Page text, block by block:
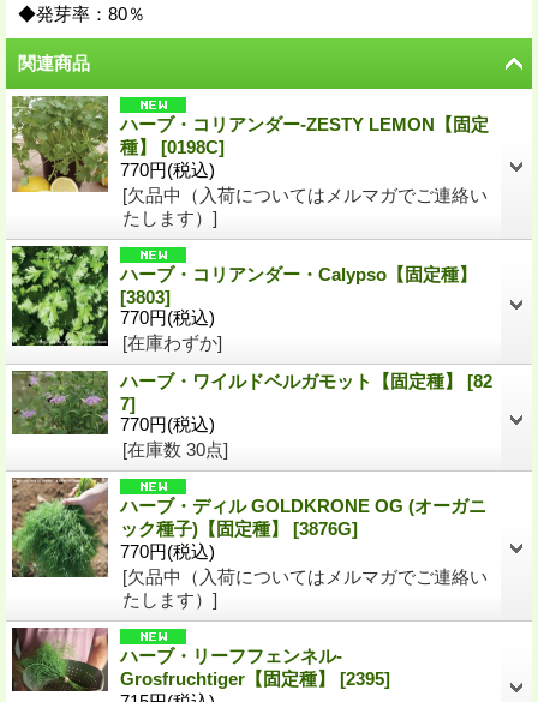
◆発芽率：80％
関連商品
ハーブ・コリアンダー-ZESTY LEMON【固定
種】 [0198C]
770円(税込)
[欠品中（入荷についてはメルマガでご連絡い
たします）]
ハーブ・コリアンダー・Calypso【固定種】
[3803]
770円(税込)
[在庫わずか]
ハーブ・ワイルドベルガモット【固定種】 [82
7]
770円(税込)
[在庫数 30点]
ハーブ・ディル GOLDKRONE OG (オーガニ
ック種子)【固定種】 [3876G]
770円(税込)
[欠品中（入荷についてはメルマガでご連絡い
たします）]
ハーブ・リーフフェンネル-
Grosfruchtiger【固定種】 [2395]